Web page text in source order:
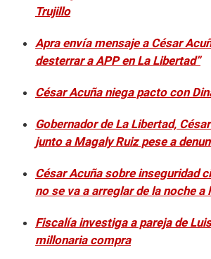
Trujillo
Apra envía mensaje a César
desterrar a APP en La Libertad”
César Acuña niega pacto con
Gobernador de La Libertad,
junto a Magaly Ruiz pese a
César Acuña sobre inseguridad
no se va a arreglar de la noche a
Fiscalía investiga a pareja de
millonaria compra